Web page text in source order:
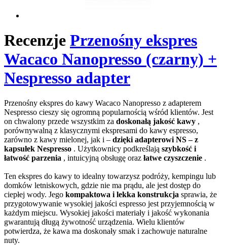
Recenzje Przenośny ekspres
Wacaco Nanopresso (czarny) +
Nespresso adapter
Przenośny ekspres do kawy Wacaco Nanopresso z adapterem
Nespresso cieszy się ogromną popularnością wśród klientów. Jest
on chwalony przede wszystkim za doskonałą jakość kawy ,
porównywalną z klasycznymi ekspresami do kawy espresso,
zarówno z kawy mielonej, jak i – dzięki adapterowi NS – z
kapsułek Nespresso . Użytkownicy podkreślają szybkość i
łatwość parzenia , intuicyjną obsługę oraz łatwe czyszczenie .
Ten ekspres do kawy to idealny towarzysz podróży, kempingu lub
domków letniskowych, gdzie nie ma prądu, ale jest dostęp do
ciepłej wody. Jego kompaktowa i lekka konstrukcja sprawia, że
przygotowywanie wysokiej jakości espresso jest przyjemnością w
każdym miejscu. Wysokiej jakości materiały i jakość wykonania
gwarantują długą żywotność urządzenia. Wielu klientów
potwierdza, że kawa ma doskonały smak i zachowuje naturalne
nuty.